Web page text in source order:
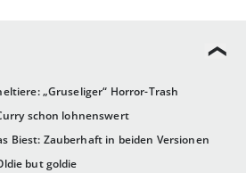
„Gruseliger“ Horror-Trash
schon lohnenswert
Biest: Zauberhaft in beiden Versionen
but goldie